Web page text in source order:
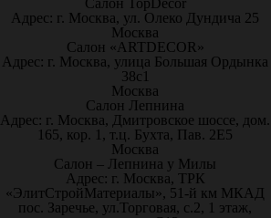
Салон TopDecor
Адрес: г. Москва, ул. Олеко Дундича 25
Москва
Салон «ARTDECOR»
Адрес: г. Москва, улица Большая Ордынка
38с1
Москва
Салон Лепнина
Адрес: г. Москва, Дмитровское шоссе, дом.
165, кор. 1, т.ц. Бухта, Пав. 2Е5
Москва
Салон – Лепнина у Милы
Адрес: г. Москва, ТРК
«ЭлитСтройМатериалы», 51-й км МКАД
пос. Заречье, ул.Торговая, с.2, 1 этаж,